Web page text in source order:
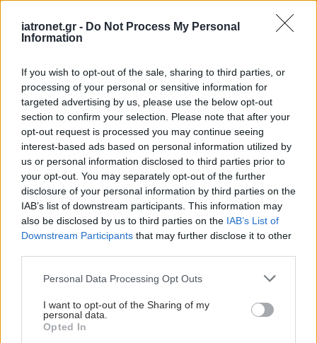
iatronet.gr - Do Not Process My Personal
Information
If you wish to opt-out of the sale, sharing to third parties, or
processing of your personal or sensitive information for
targeted advertising by us, please use the below opt-out
section to confirm your selection. Please note that after your
opt-out request is processed you may continue seeing
interest-based ads based on personal information utilized by
us or personal information disclosed to third parties prior to
your opt-out. You may separately opt-out of the further
disclosure of your personal information by third parties on the
IAB’s list of downstream participants. This information may
also be disclosed by us to third parties on the IAB’s List of
Downstream Participants that may further disclose it to other
Please note that this website/app uses one or more Google
not limited to your visit or usage behaviour. You may click to
grant or deny consent to Google and its third-party tags to
use your data for below specified purposes in below Google
Personal Data Processing Opt Outs
I want to opt-out of the Sharing of my
personal data.
Opted In